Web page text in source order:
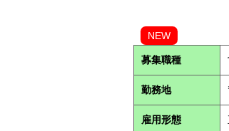
NEW
募集職種
勤務地
雇用形態